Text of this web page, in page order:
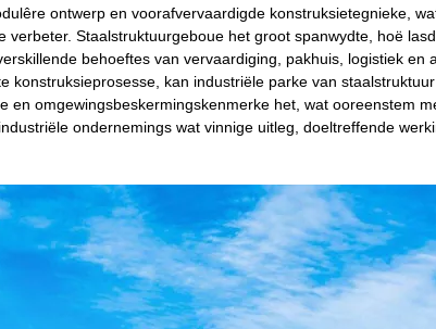
ontwerp en voorafvervaardigde konstruksietegnieke,
verbeter. Staalstruktuurgeboue het groot spanwydte, hoë
behoeftes van vervaardiging, pakhuis, logistiek en
konstruksieprosesse, kan industriële parke van
en omgewingsbeskermingskenmerke het, wat ooreenstem
ondernemings wat vinnige uitleg, doeltreffende